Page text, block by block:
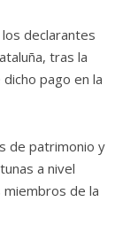
declarantes
tras la
pago en la
de patrimonio y
a nivel
miembros de la